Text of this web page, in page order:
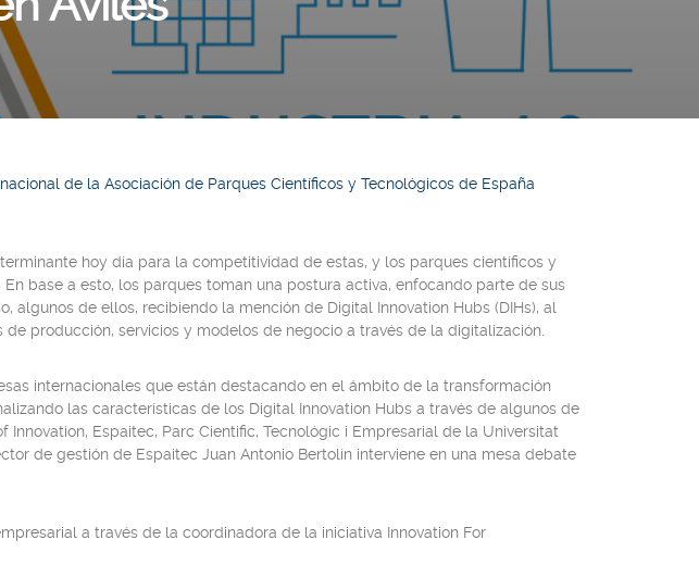
de la Asociación de Parques Científicos y Tecnológicos de España
hoy día para la competitividad de estas, y los parques científicos y
base a esto, los parques toman una postura activa, enfocando parte de sus
de ellos, recibiendo la mención de Digital Innovation Hubs (DIHs), al
producción, servicios y modelos de negocio a través de la digitalización.
internacionales que están destacando en el ámbito de la transformación
las características de los Digital Innovation Hubs a través de algunos de
Espaitec, Parc Cientific, Tecnológic i Empresarial de la Universitat
de gestión de Espaitec Juan Antonio Bertolín interviene en una mesa debate
a través de la coordinadora de la iniciativa Innovation For